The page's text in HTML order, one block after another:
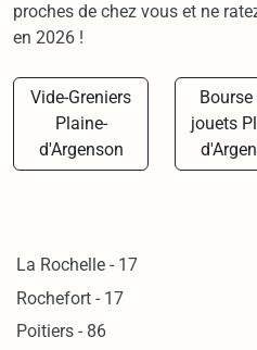
proches de chez vous et ne
en 2026 !
Vide-Greniers
Plaine-
d'Argenson
jouets
La Rochelle - 17
Rochefort - 17
Poitiers - 86